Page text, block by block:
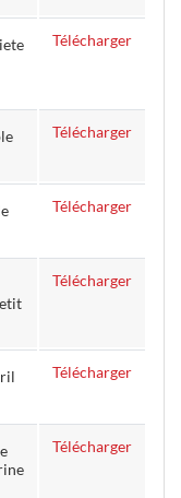
Télécharger
Télécharger
Télécharger
Télécharger
Télécharger
Télécharger